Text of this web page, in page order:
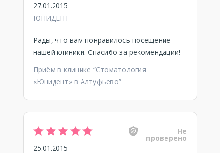
27.01.2015
ЮНИДЕНТ
Рады, что вам понравилось посещение
нашей клиники. Спасибо за рекомендации!
Приём в клинике “Стоматология
«Юнидент» в Алтуфьево”
Не
проверено
25.01.2015